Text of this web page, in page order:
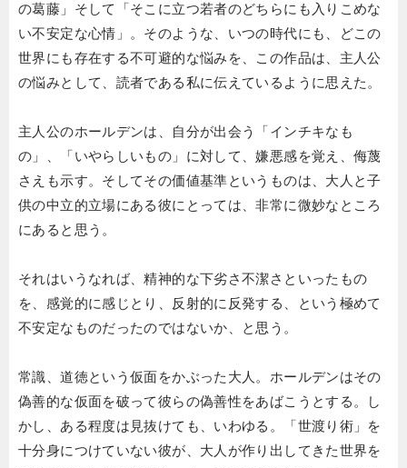
の葛藤」そして「そこに立つ若者のどちらにも入りこめな
い不安定な心情」。そのような、いつの時代にも、どこの
世界にも存在する不可避的な悩みを、この作品は、主人公
の悩みとして、読者である私に伝えているように思えた。
主人公のホールデンは、自分が出会う「インチキなも
の」、「いやらしいもの」に対して、嫌悪感を覚え、侮蔑
さえも示す。そしてその価値基準というものは、大人と子
供の中立的立場にある彼にとっては、非常に微妙なところ
にあると思う。
それはいうなれば、精神的な下劣さ不潔さといったもの
を、感覚的に感じとり、反射的に反発する、という極めて
不安定なものだったのではないか、と思う。
常識、道徳という仮面をかぶった大人。ホールデンはその
偽善的な仮面を破って彼らの偽善性をあばこうとする。し
かし、ある程度は見抜けても、いわゆる。「世渡り術」を
十分身につけていない彼が、大人が作り出してきた世界を